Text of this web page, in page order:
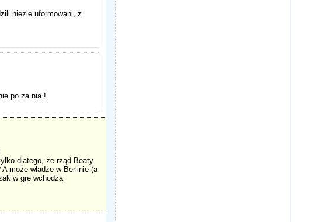
niezle uformowani, z
po za nia !
dlatego, że rząd Beaty
może władze w Berlinie (a
w grę wchodzą